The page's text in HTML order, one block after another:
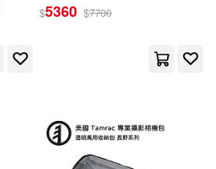
$5360 $7700